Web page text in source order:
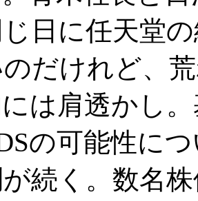
日に任天堂
だけれど、
は肩透かし
の可能性に
続く。数名